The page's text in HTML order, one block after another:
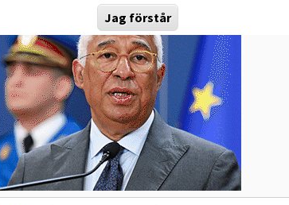
Jag förstår